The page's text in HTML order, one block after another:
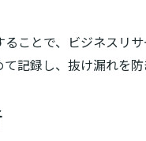
ことで、ビジネスリ
記録し、抜け漏れを防